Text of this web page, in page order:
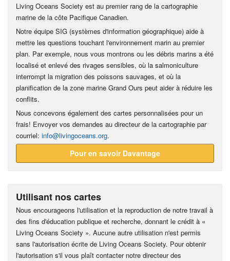
Living Oceans Society est au premier rang de la cartographie
marine de la côte Pacifique Canadien.
Notre équipe SIG (systèmes d'information géographique) aide à
mettre les questions touchant l'environnement marin au premier
plan. Par exemple, nous vous montrons ou les débris marins a été
localisé et enlevé des rivages sensibles, où la salmoniculture
interrompt la migration des poissons sauvages, et où la
planification de la zone marine Grand Ours peut aider à réduire les
conflits.
Nous concevons également des cartes personnalisées pour un
frais! Envoyer vos demandes au directeur de la cartographie par
courriel: info@livingoceans.org.
Pour en savoir Davantage
Utilisant nos cartes
Nous encourageons l'utilisation et la reproduction de notre travail à
des fins d'éducation publique et recherche, donnant le crédit à «
Living Oceans Society ». Aucune autre utilisation n'est permis
sans l'autorisation écrite de Living Oceans Society. Pour obtenir
l'autorisation s'il vous plaît contacter notre directeur des